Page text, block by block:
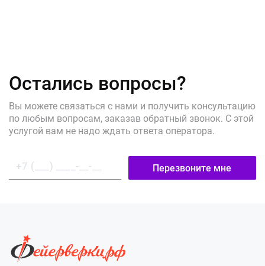
Остались вопросы?
Вы можете связаться с нами и получить консультацию
по любым вопросам, заказав обратный звонок. С этой
услугой вам не надо ждать ответа оператора.
Перезвоните мне